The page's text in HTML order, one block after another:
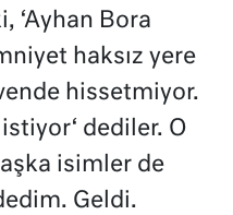
‘Ayhan Bora
haksız yere
hissetmiyor.
dediler. O
isimler de
Geldi.